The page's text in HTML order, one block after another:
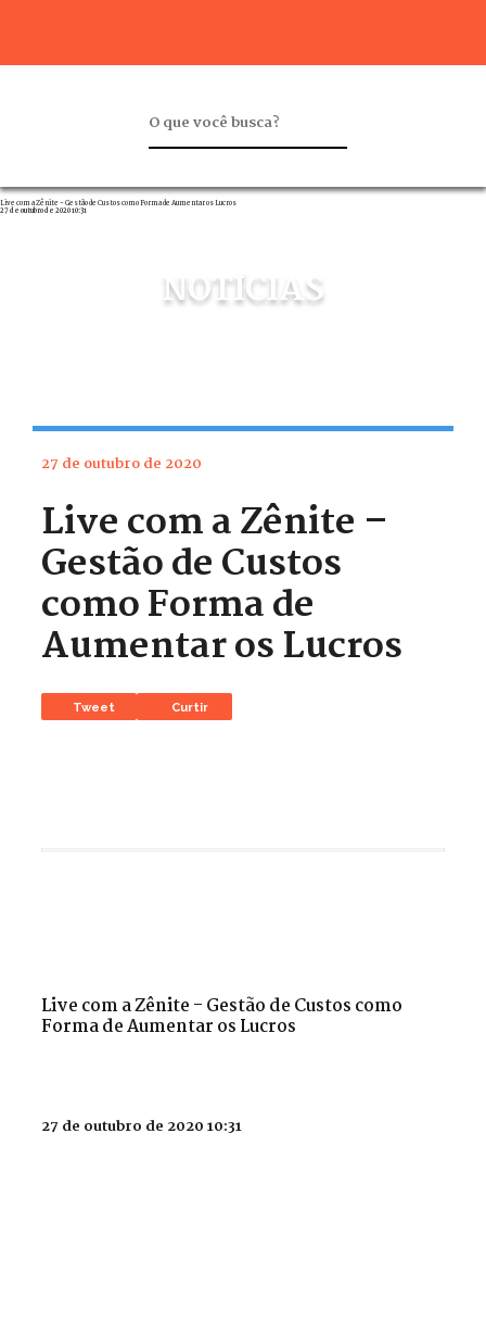
Live com a Zênite - Gestão de Custos como Forma de Aumentar os Lucros
27 de outubro de 2020 10:31
NOTÍCIAS
27 de outubro de 2020
Live com a Zênite –
Gestão de Custos
como Forma de
Aumentar os Lucros
Tweet Curtir
Live com a Zênite - Gestão de Custos como
Forma de Aumentar os Lucros
27 de outubro de 2020 10:31